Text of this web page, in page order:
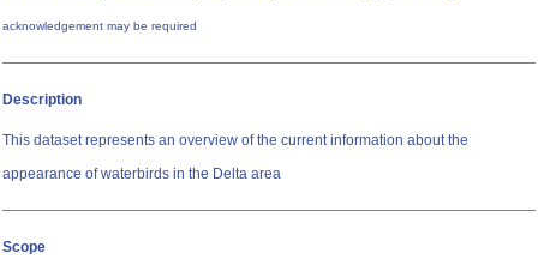
acknowledgement may be required
Description
This dataset represents an overview of the current information about the
appearance of waterbirds in the Delta area
Scope